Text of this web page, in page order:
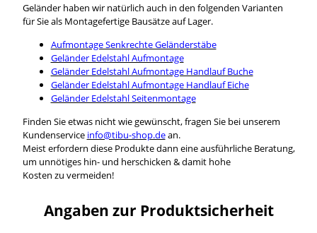
Geländer haben wir natürlich auch in den folgenden Varianten
für Sie als Montagefertige Bausätze auf Lager.
Aufmontage Senkrechte Geländerstäbe
Geländer Edelstahl Aufmontage
Geländer Edelstahl Aufmontage Handlauf Buche
Geländer Edelstahl Aufmontage Handlauf Eiche
Geländer Edelstahl Seitenmontage
Finden Sie etwas nicht wie gewünscht, fragen Sie bei unserem
Kundenservice info@tibu-shop.dean.
Meist erfordern diese Produkte dann eine ausführliche Beratung,
um unnötiges hin- und herschicken & damit hohe
Kosten zu vermeiden!
Angaben zur Produktsicherheit